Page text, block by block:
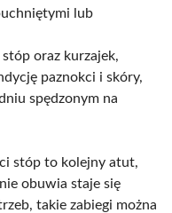
lub
oraz kurzajek,
paznokci i skóry,
spędzonym na
stóp to kolejny atut,
obuwia staje się
takie zabiegi można